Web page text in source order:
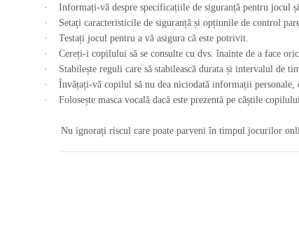
·
Informați-vă despre specificațiile de siguranță pentru jocul
·
Setați caracteristicile de siguranță și opțiunile de control
·
Testați jocul pentru a vă asigura că este potrivit.
·
Cereți-i copilului să se consulte cu dvs. înainte de a face
·
Stabilește reguli care să stabilească durata și intervalul de
·
Învățați-vă copilul să nu dea niciodată informații
·
Folosește masca vocală dacă este prezentă pe căștile
Nu ignorați riscul care poate parveni în timpul jocurilor